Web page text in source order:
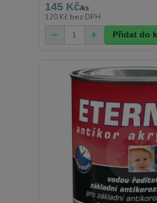
145 Kč/ks
120 Kč bez DPH
Přidat do